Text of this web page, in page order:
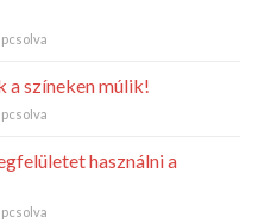
a színeken múlik!
használni a